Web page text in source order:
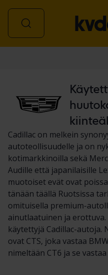
Cadillac on melkein
autoteollisuudelle ja on
kotimarkkinoilla sekä
Audille että japanilaisille
muotoiset evät ovat
tänään täällä Ruotsissa
omituisella premium-
ainutlaatuinen ja
käytettyjä Cadillac-autoja.
ovat CTS, joka vastaa
nimeltään CT6 ja se